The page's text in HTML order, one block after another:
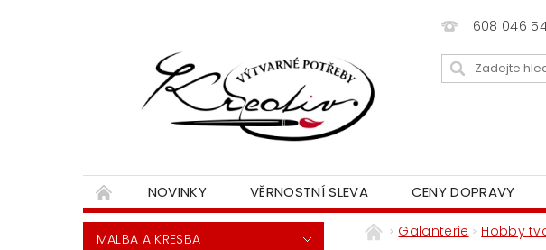
608 046
NOVINKY VĚRNOSTNÍ SLEVA CENY DOPRAVY
MALBA A KRESBA
Galanterie Hobby